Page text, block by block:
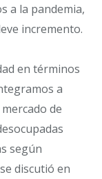
a la pandemia,
incremento.
en términos
a
de
según
discutió en